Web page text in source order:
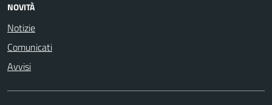
NOVITÀ
Notizie
Comunicati
Avvisi